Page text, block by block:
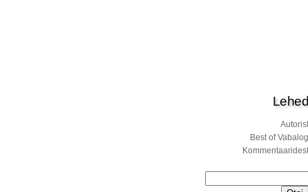
Lehed
Autorist
Best of Vabalog
Kommentaaridest